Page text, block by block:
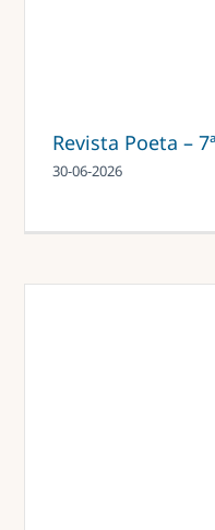
Revista Poeta –
30-06-2026